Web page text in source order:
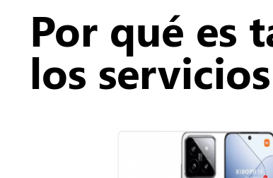
Por qué es
los